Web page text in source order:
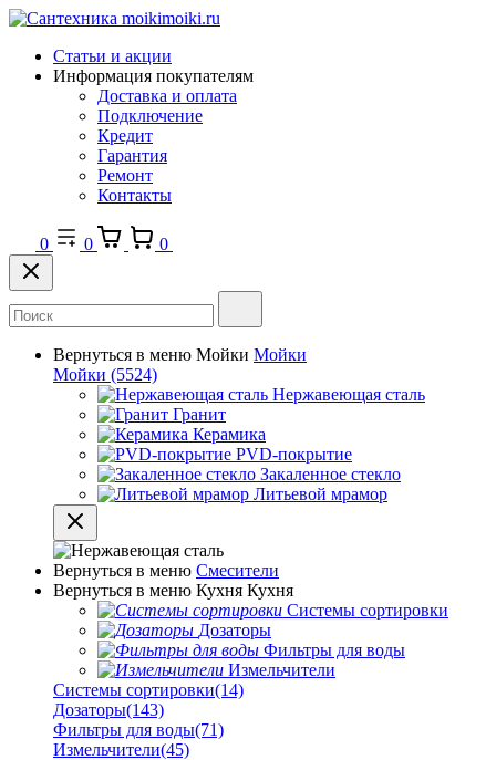
Статьи и акции
Информация покупателям
Доставка и оплата
Подключение
Кредит
Гарантия
Ремонт
Контакты
0 0 0
Вернуться в меню Мойки Мойки
Мойки (5524)
Нержавеющая сталь
Гранит
Керамика
PVD-покрытие
Закаленное стекло
Литьевой мрамор
Вернуться в меню Смесители
Вернуться в меню Кухня Кухня
Системы сортировки
Дозаторы
Фильтры для воды
Измельчители
Системы сортировки(14)
Дозаторы(143)
Фильтры для воды(71)
Измельчители(45)